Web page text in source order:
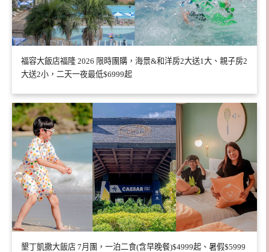
福容大飯店福隆 2026 限時團購，海景&和洋房2大送1大、親子房2
大送2小，二天一夜最低$6999起
墾丁凱撒大飯店 7月團，一泊二食(含早晚餐)$4999起、暑假$5999